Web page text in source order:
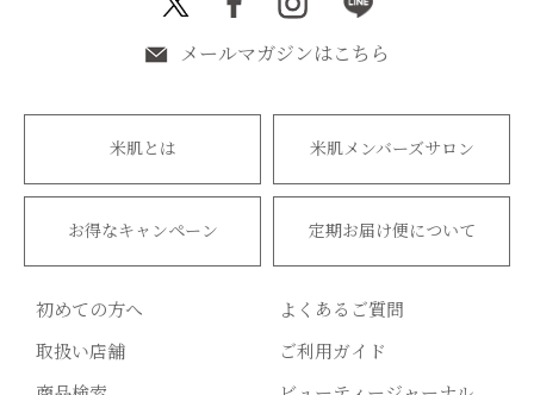
メールマガジンはこちら
米肌とは 米肌メンバーズサロン
お得なキャンペーン 定期お届け便について
初めての方へ
よくあるご質問
取扱い店舗
ご利用ガイド